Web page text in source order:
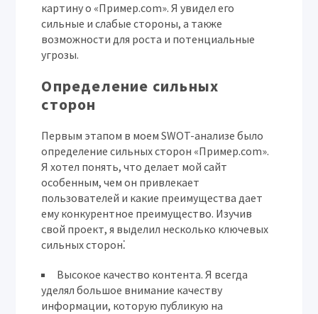
картину о «Пример.com». Я увидел его
сильные и слабые стороны, а также
возможности для роста и потенциальные
угрозы.
Определение сильных
сторон
Первым этапом в моем SWOT-анализе было
определение сильных сторон «Пример.com».
Я хотел понять, что делает мой сайт
особенным, чем он привлекает
пользователей и какие преимущества дает
ему конкурентное преимущество. Изучив
свой проект, я выделил несколько ключевых
сильных сторон⁚
Высокое качество контента. Я всегда
уделял большое внимание качеству
информации, которую публикую на